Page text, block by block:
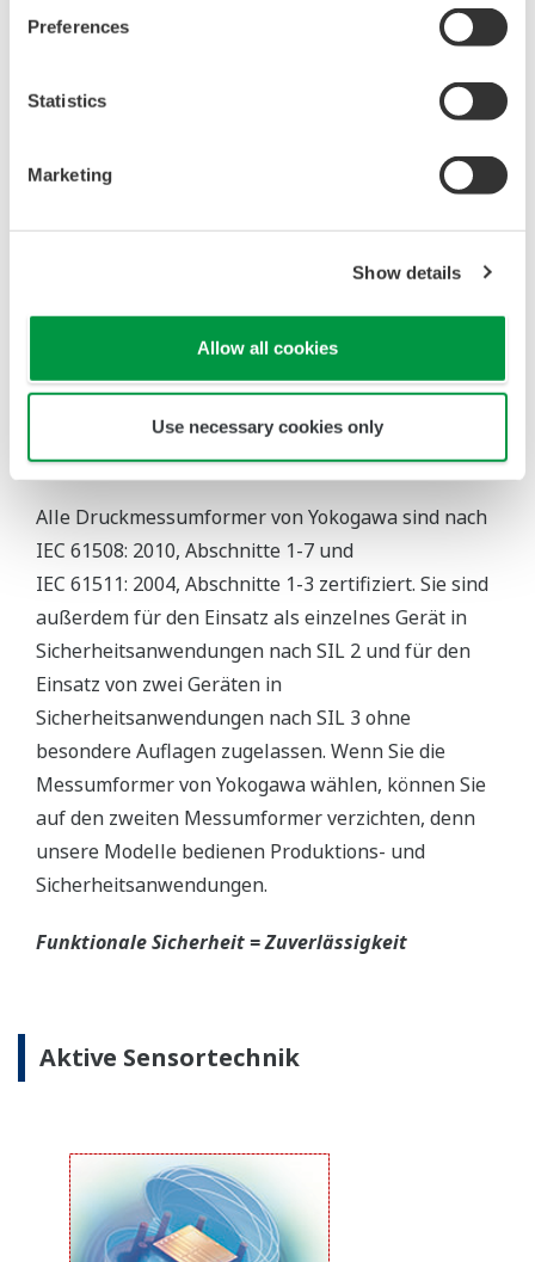
Preferences
Statistics
Marketing
Show details
Allow all cookies
Use necessary cookies only
Druckmessumformer von Yokogawa wurden von
Alle Druckmessumformer von Yokogawa sind nach
IEC 61508: 2010, Abschnitte 1-7 und
IEC 61511: 2004, Abschnitte 1-3 zertifiziert. Sie sind
außerdem für den Einsatz als einzelnes Gerät in
Sicherheitsanwendungen nach SIL 2 und für den
Einsatz von zwei Geräten in
Sicherheitsanwendungen nach SIL 3 ohne
besondere Auflagen zugelassen. Wenn Sie die
Messumformer von Yokogawa wählen, können Sie
auf den zweiten Messumformer verzichten, denn
unsere Modelle bedienen Produktions- und
Sicherheitsanwendungen.
Funktionale Sicherheit = Zuverlässigkeit
Aktive Sensortechnik